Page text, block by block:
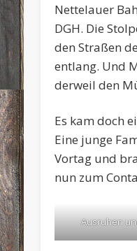
Nettelauer
DGH. Die
den Straßen
entlang. Und
derweil den
Es kam doch
Eine junge
Vortag und
nun zum
Ausruhen